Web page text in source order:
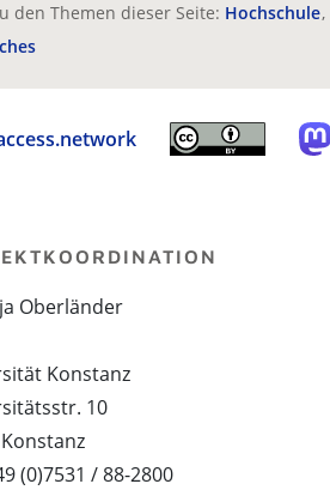
den Themen dieser Seite: Hochschule
Oberländer
Konstanz
10
(0)7531 / 88-2800